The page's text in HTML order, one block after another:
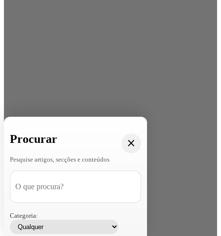
Procurar
Pesquise artigos, secções e conteúdos
Categoria: